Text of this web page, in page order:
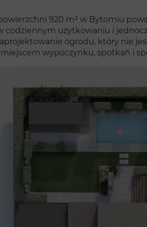
920 m² w Bytomiu
codziennym użytkowaniu i
ogrodu, który nie
wypoczynku, spotkań i